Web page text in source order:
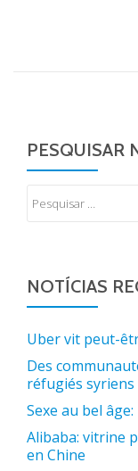
PESQUISAR
NOTÍCIAS
Uber vit peut-
Des
réfugiés syriens
Sexe au bel
Alibaba: vitrine
en Chine